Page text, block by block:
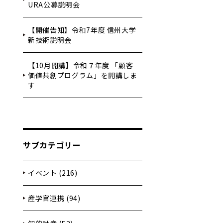
URA公募説明会
【開催告知】令和7年度 信州大学
新技術説明会
【10月開講】令和７年度 「顧客
価値共創プログラム」を開講しま
す
サブカテゴリー
イベント (216)
産学官連携 (94)